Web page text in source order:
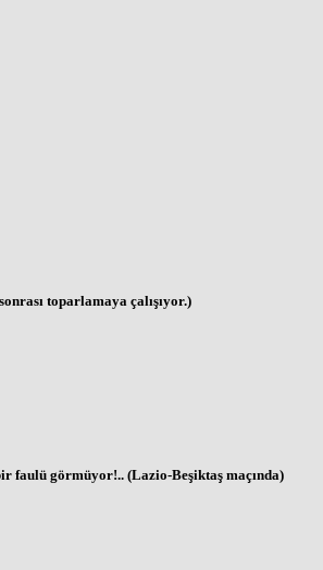
toparlamaya çalışıyor.)
faulü görmüyor!.. (Lazio-Beşiktaş maçında)